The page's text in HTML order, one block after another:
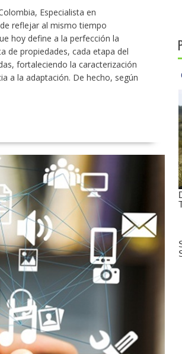
Especialista en
reflejar al mismo tiempo
hoy define a la perfección la
de propiedades, cada etapa del
fortaleciendo la caracterización
a la adaptación. De hecho, según